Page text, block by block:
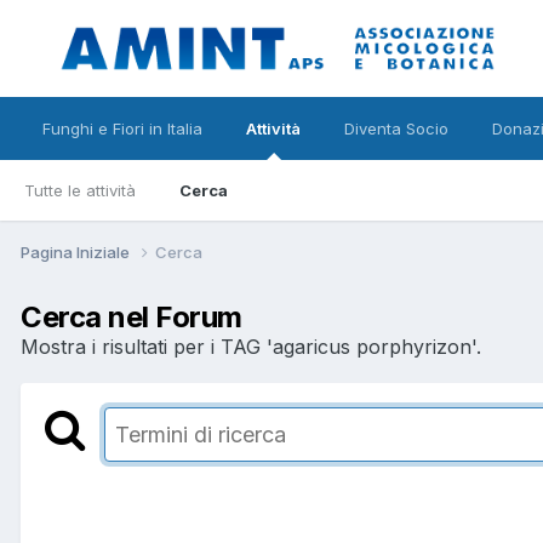
Funghi e Fiori in Italia Attività
Tutte le attività Cerca
Diventa Socio
Pagina Iniziale Cerca
Cerca nel Forum
Mostra i risultati per i TAG 'agaricus porphyrizon'.